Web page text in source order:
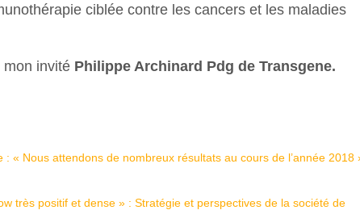
ciblée contre les cancers et les maladies
mon invité Philippe Archinard Pdg de Transgene.
« Nous attendons de nombreux résultats au cours de l’année 2018
très positif et dense » : Stratégie et perspectives de la société de